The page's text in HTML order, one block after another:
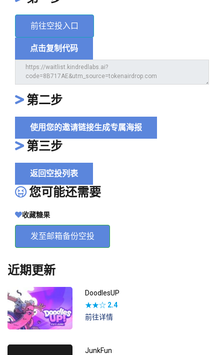
前往空投入口
点击复制代码
第二步
使用您的邀请链接生成专属海报
第三步
返回空投列表
您可能还需要
收藏糖果
发至邮箱备份空投
近期更新
DoodlesUP
★★☆ 2.4
前往详情
JunkFun